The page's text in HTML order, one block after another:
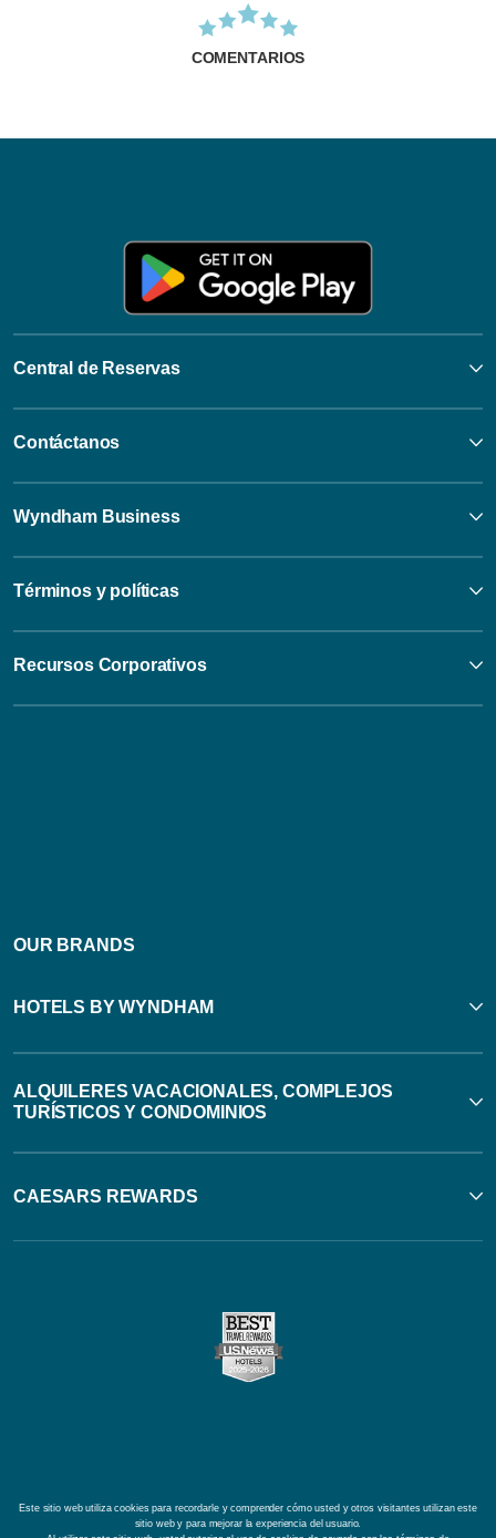
COMENTARIOS
Central de Reservas
Contáctanos
Wyndham Business
Términos y políticas
Recursos Corporativos
OUR BRANDS
HOTELS BY WYNDHAM
ALQUILERES VACACIONALES, COMPLEJOS
TURÍSTICOS Y CONDOMINIOS
CAESARS REWARDS
Este sitio web utiliza cookies para recordarle y comprender cómo usted y otros visitantes utilizan este
sitio web y para mejorar la experiencia del usuario.